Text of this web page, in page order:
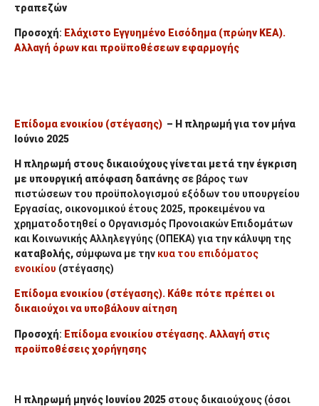
τραπεζών
Προσοχή: Ελάχιστο Εγγυημένο Εισόδημα (πρώην ΚΕΑ).
Αλλαγή όρων και προϋποθέσεων εφαρμογής
Επίδομα ενοικίου (στέγασης) – Η πληρωμή για τον μήνα
Ιούνιο 2025
Η πληρωμή στους δικαιούχους γίνεται μετά την έγκριση
με υπουργική απόφαση δαπάνης σε βάρος των
πιστώσεων του προϋπολογισμού εξόδων του υπουργείου
Εργασίας, οικονομικού έτους 2025, προκειμένου να
χρηματοδοτηθεί ο Οργανισμός Προνοιακών Επιδομάτων
και Κοινωνικής Αλληλεγγύης (ΟΠΕΚΑ) για την κάλυψη της
καταβολής, σύμφωνα με την κυα του επιδόματος
ενοικίου (στέγασης)
Επίδομα ενοικίου (στέγασης). Κάθε πότε πρέπει οι
δικαιούχοι να υποβάλουν αίτηση
Προσοχή: Επίδομα ενοικίου στέγασης. Αλλαγή στις
προϋποθέσεις χορήγησης
Η πληρωμή μηνός Ιουνίου 2025 στους δικαιούχους (όσοι